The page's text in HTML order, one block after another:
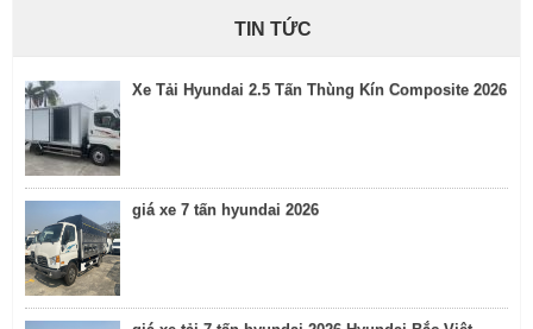
TIN TỨC
Xe Tải Hyundai 2.5 Tấn Thùng Kín Composite 2026
giá xe 7 tấn hyundai 2026